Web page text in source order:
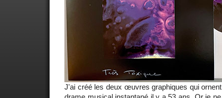
J'ai créé les deux œuvres graphiques qui